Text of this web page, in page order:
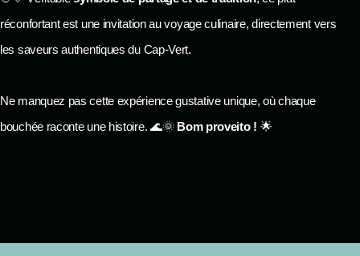
réconfortant est une invitation au voyage culinaire, directement vers
les saveurs authentiques du Cap-Vert.
Ne manquez pas cette expérience gustative unique, où chaque
bouchée raconte une histoire. 🌊🌞 Bom proveito ! 🌟